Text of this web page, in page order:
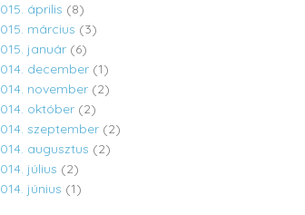
április (8)
március (3)
január(6)
december(1)
november(2)
október(2)
szeptember(2)
augusztus (2)
július (2)
június (1)